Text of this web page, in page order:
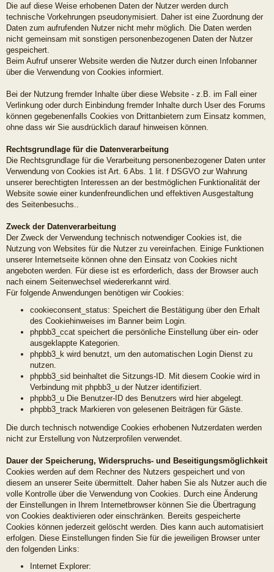
Die auf diese Weise erhobenen Daten der Nutzer werden durch
technische Vorkehrungen pseudonymisiert. Daher ist eine Zuordnung der
Daten zum aufrufenden Nutzer nicht mehr möglich. Die Daten werden
nicht gemeinsam mit sonstigen personenbezogenen Daten der Nutzer
gespeichert.
Beim Aufruf unserer Website werden die Nutzer durch einen Infobanner
über die Verwendung von Cookies informiert.
Bei der Nutzung fremder Inhalte über diese Website - z.B. im Fall einer
Verlinkung oder durch Einbindung fremder Inhalte durch User des Forums
können gegebenenfalls Cookies von Drittanbietern zum Einsatz kommen,
ohne dass wir Sie ausdrücklich darauf hinweisen können.
Rechtsgrundlage für die Datenverarbeitung
Die Rechtsgrundlage für die Verarbeitung personenbezogener Daten unter
Verwendung von Cookies ist Art. 6 Abs. 1 lit. f DSGVO zur Wahrung
unserer berechtigten Interessen an der bestmöglichen Funktionalität der
Website sowie einer kundenfreundlichen und effektiven Ausgestaltung
des Seitenbesuchs..
Zweck der Datenverarbeitung
Der Zweck der Verwendung technisch notwendiger Cookies ist, die
Nutzung von Websites für die Nutzer zu vereinfachen. Einige Funktionen
unserer Internetseite können ohne den Einsatz von Cookies nicht
angeboten werden. Für diese ist es erforderlich, dass der Browser auch
nach einem Seitenwechsel wiedererkannt wird.
Für folgende Anwendungen benötigen wir Cookies:
cookieconsent_status: Speichert die Bestätigung über den Erhalt
des Cookiehinweises im Banner beim Login.
phpbb3_ccat speichert die persönliche Einstellung über ein- oder
ausgeklappte Kategorien.
phpbb3_k wird benutzt, um den automatischen Login Dienst zu
nutzen.
phpbb3_sid beinhaltet die Sitzungs-ID. Mit diesem Cookie wird in
Verbindung mit phpbb3_u der Nutzer identifiziert.
phpbb3_u Die Benutzer-ID des Benutzers wird hier abgelegt.
phpbb3_track Markieren von gelesenen Beiträgen für Gäste.
Die durch technisch notwendige Cookies erhobenen Nutzerdaten werden
nicht zur Erstellung von Nutzerprofilen verwendet.
Dauer der Speicherung, Widerspruchs- und Beseitigungsmöglichkeit
Cookies werden auf dem Rechner des Nutzers gespeichert und von
diesem an unserer Seite übermittelt. Daher haben Sie als Nutzer auch die
volle Kontrolle über die Verwendung von Cookies. Durch eine Änderung
der Einstellungen in Ihrem Internetbrowser können Sie die Übertragung
von Cookies deaktivieren oder einschränken. Bereits gespeicherte
Cookies können jederzeit gelöscht werden. Dies kann auch automatisiert
erfolgen. Diese Einstellungen finden Sie für die jeweiligen Browser unter
den folgenden Links:
Internet Explorer: